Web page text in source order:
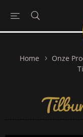
Home Onze